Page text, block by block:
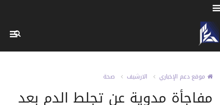
موقع دعم الإخباري الارشيف صحة
مفاجأة مدوية عن تجلط الدم بعد